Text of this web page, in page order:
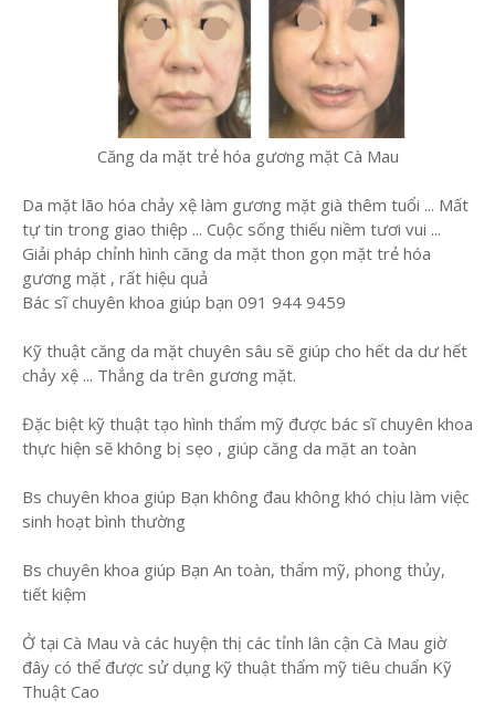
Căng da mặt trẻ hóa gương mặt Cà Mau
Da mặt lão hóa chảy xệ làm gương mặt già thêm tuổi ... Mất
tự tin trong giao thiệp ... Cuộc sống thiếu niềm tươi vui ...
Giải pháp chỉnh hình căng da mặt thon gọn mặt trẻ hóa
gương mặt , rất hiệu quả
Bác sĩ chuyên khoa giúp bạn 091 944 9459
Kỹ thuật căng da mặt chuyên sâu sẽ giúp cho hết da dư hết
chảy xệ ... Thẳng da trên gương mặt.
Đặc biệt kỹ thuật tạo hình thẩm mỹ được bác sĩ chuyên khoa
thực hiện sẽ không bị sẹo , giúp căng da mặt an toàn
Bs chuyên khoa giúp Bạn không đau không khó chịu làm việc
sinh hoạt bình thường
Bs chuyên khoa giúp Bạn An toàn, thẩm mỹ, phong thủy,
tiết kiệm
Ở tại Cà Mau và các huyện thị các tỉnh lân cận Cà Mau giờ
đây có thể được sử dụng kỹ thuật thẩm mỹ tiêu chuẩn Kỹ
Thuật Cao